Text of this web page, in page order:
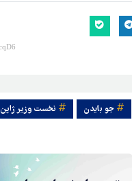
جو بایدن نخست وزیر ژاپن